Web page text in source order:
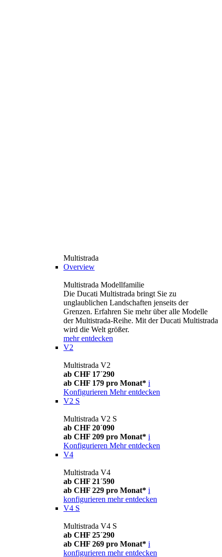
Multistrada
Overview
Multistrada Modellfamilie
Die Ducati Multistrada bringt Sie zu
unglaublichen Landschaften jenseits der
Grenzen. Erfahren Sie mehr über alle Modelle
der Multistrada-Reihe. Mit der Ducati Multistrada
wird die Welt größer.
mehr entdecken
V2
Multistrada V2
ab CHF 17´290
ab CHF 179 pro Monat* i
Konfigurieren Mehr entdecken
V2 S
Multistrada V2 S
ab CHF 20´090
ab CHF 209 pro Monat* i
Konfigurieren Mehr entdecken
V4
Multistrada V4
ab CHF 21´590
ab CHF 229 pro Monat* i
konfigurieren mehr entdecken
V4 S
Multistrada V4 S
ab CHF 25´290
ab CHF 269 pro Monat* i
konfigurieren mehr entdecken